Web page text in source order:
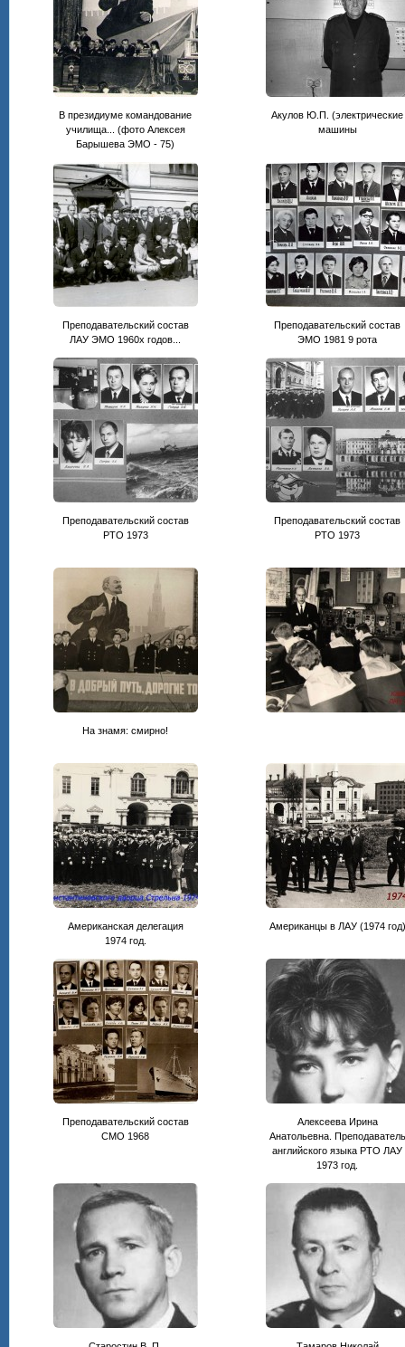
В президиуме командование
училища... (фото Алексея
Барышева ЭМО - 75)
Акулов Ю.П. (электрические
машины
Преподавательский состав
ЛАУ ЭМО 1960х годов...
Преподавательский состав
ЭМО 1981 9 рота
Преподавательский состав
РТО 1973
Преподавательский состав
РТО 1973
На знамя: смирно!
Американская делегация
1974 год.
Американцы в ЛАУ (1974 год)
Преподавательский состав
СМО 1968
Алексеева Ирина
Анатольевна. Преподаватель
английского языка РТО ЛАУ
1973 год.